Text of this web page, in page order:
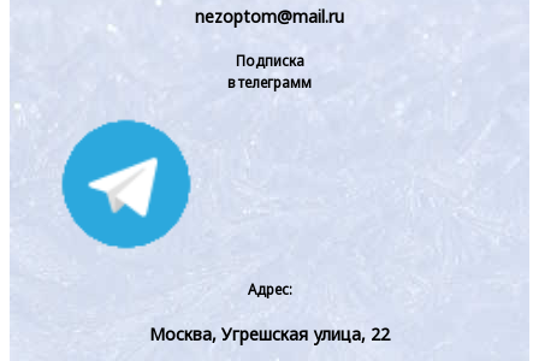
nezoptom@mail.ru
Подписка
в телеграмм
Адрес:
Москва, Угрешская улица, 22